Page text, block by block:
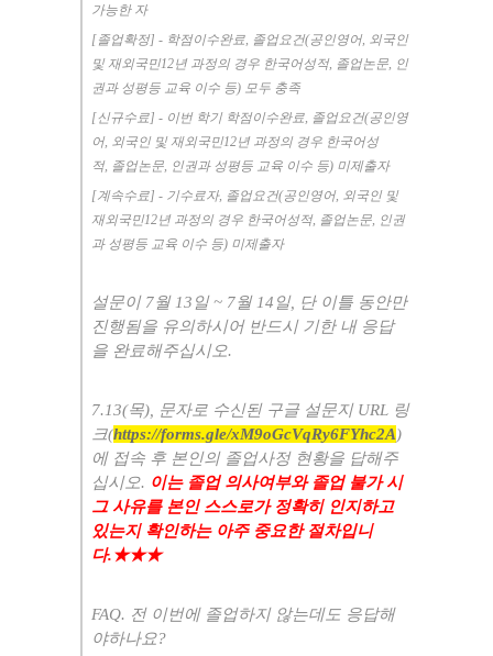
가능한 자
[졸업확정] - 학점이수완료 졸업요건(공인영어, 외국인
및 재외국민12년 과정의 경우 한국어성적, 졸업논문 인
권과 성평등 교육 이수 등) 모두 충족
[신규수료] - 이번 학기 학점이수완료 졸업요건(공인영
어, 외국인 및 재외국민12년 과정의 경우 한국어성
적, 졸업논문 인권과 성평등 교육 이수 등) 미제출자
[계속수료] - 기수료자, 졸업요건(공인영어, 외국인 및
재외국민12년 과정의 경우 한국어성적, 졸업논문 인권
과 성평등 교육 이수 등) 미제출자
설문이 7월 13 일~ 7월 14 일, 단 이틀 동안만
진행됨을 유의하시어 반드시 기한 내 응답
을 완료해주십시오.
7.13(목), 문자로 수신된 구글 설문지 URL 링
크(https://forms.gle/xM9oGcVqRy6FYhc2A)
에 접속 후 본인의 졸업사정 현황을 답해주
십시오. 이는 졸업 의사여부와 졸업 불가 시
그 사유를 본인 스스로가 정확히 인지하고
있는지 확인하는 아주 중요한 절차입니
다.★★★
FAQ. 전 이번에 졸업하지 않는데도 응답해
야하나요?